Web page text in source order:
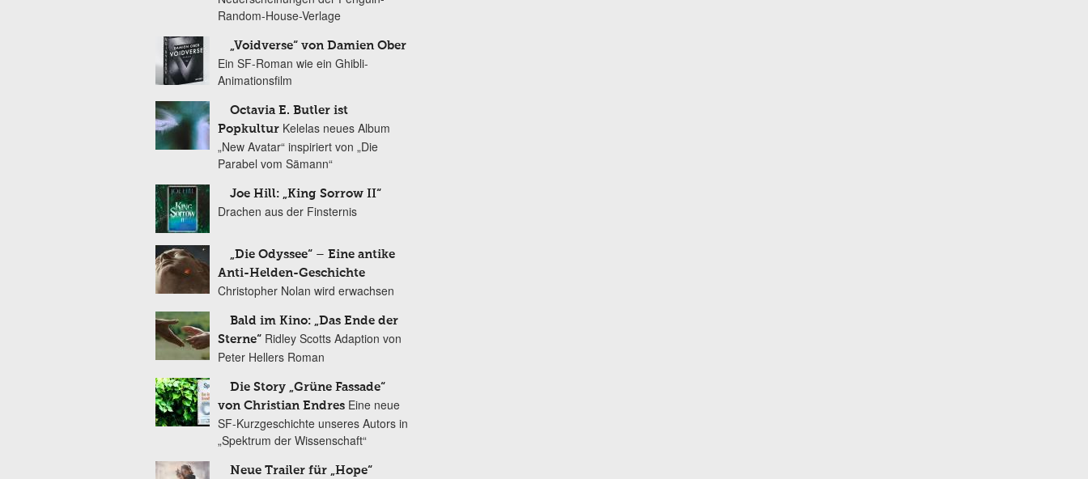
Random-House-Verlage
„Voidverse“ von Damien Ober
Ein SF-Roman wie ein Ghibli-
Animationsfilm
Octavia E. Butler ist
Popkultur Kelelas neues Album
„New Avatar“ inspiriert von „Die
Parabel vom Sämann“
Joe Hill: „King Sorrow II“
Drachen aus der Finsternis
„Die Odyssee“ – Eine antike
Anti-Helden-Geschichte
Christopher Nolan wird erwachsen
Bald im Kino: „Das Ende der
Sterne“ Ridley Scotts Adaption von
Peter Hellers Roman
Die Story „Grüne Fassade“
von Christian Endres Eine neue
SF-Kurzgeschichte unseres Autors in
„Spektrum der Wissenschaft“
Neue Trailer für „Hope“